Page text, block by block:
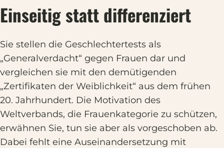
Einseitig statt differenziert
Sie stellen die Geschlechtertests als
„Generalverdacht“ gegen Frauen dar und
vergleichen sie mit den demütigenden
„Zertifikaten der Weiblichkeit“ aus dem frühen
20. Jahrhundert. Die Motivation des
Weltverbands, die Frauenkategorie zu schützen,
erwähnen Sie, tun sie aber als vorgeschoben ab.
Dabei fehlt eine Auseinandersetzung mit